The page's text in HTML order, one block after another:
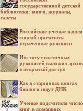
государственной детской
библиотеки: книги, журналы,
газеты
Российские ученые нашли
способ прочитать
утраченные рукописи
Институт восточных
рукописей выложил архив
в открытый доступ
Как в старинных книгах
биологи ищут ДНК
Ученые подсчитали число
книг в домашних